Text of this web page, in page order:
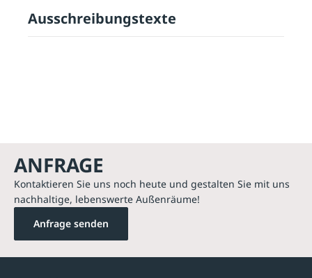
Ausschreibungstexte
ANFRAGE
Kontaktieren Sie uns noch heute und gestalten Sie mit uns
nachhaltige, lebenswerte Außenräume!
Anfrage senden